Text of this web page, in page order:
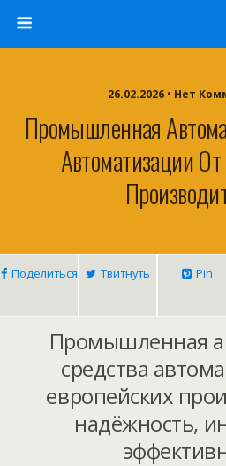
26.02.2026 • Нет
Промышленная
Автоматизации
Поделиться Твитнуть Pin
Промышленная
средства
европейских
надёжность,